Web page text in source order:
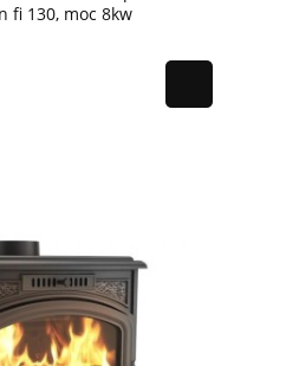
fi 130, moc 8kw